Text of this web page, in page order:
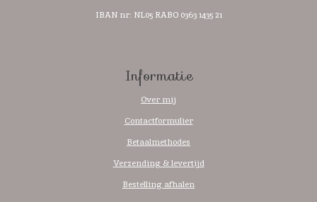
IBAN nr: NL05 RABO 0363 1435 21
Informatie
Over mij
Contactformulier
Betaalmethodes
Verzending & levertijd
Bestelling afhalen